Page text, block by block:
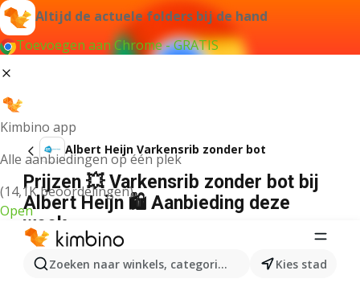
Altijd de actuele folders bij de hand
Toevoegen aan Chrome - GRATIS
Kimbino app
Alle aanbiedingen op één plek
(14,1K beoordelingen)
Open
Zoeken naar winkels, categorieën, producten...
Kies stad
Albert Heijn Varkensrib zonder bot
Prijzen 💥 Varkensrib zonder bot bij
Albert Heijn 🛍️ Aanbieding deze
week
Wij konden geen resultaten vinden voor die term.
Andere producten in winkels Albert